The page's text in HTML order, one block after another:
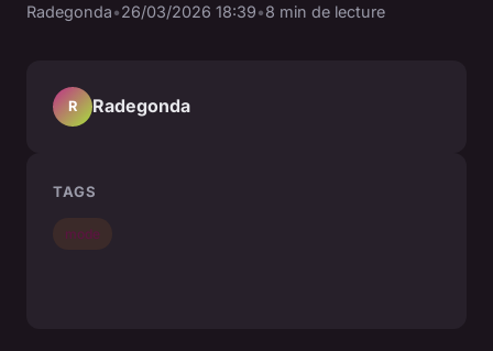
Radegonda•26/03/2026 18:39•8 min de lecture
R Radegonda
TAGS
mode